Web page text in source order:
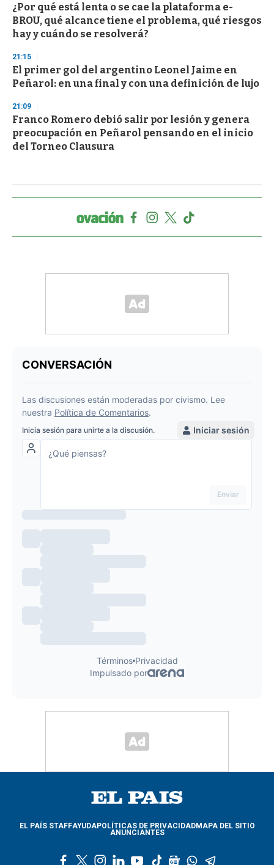
¿Por qué está lenta o se cae la plataforma e-
BROU, qué alcance tiene el problema, qué riesgos
hay y cuándo se resolverá?
21:15
El primer gol del argentino Leonel Jaime en
Peñarol: en una final y con una definición de lujo
21:09
Franco Romero debió salir por lesión y genera
preocupación en Peñarol pensando en el inicio
del Torneo Clausura
EL PAÍS STAFFAYUDAPOLÍTICAS DE PRIVACIDADMAPA DEL SITIO
ANUNCIANTES
l
y
t
g
w